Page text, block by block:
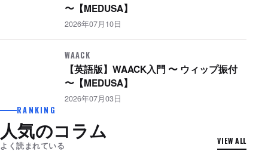
〜【MEDUSA】
2026年07月10日
WAACK
【英語版】WAACK入門 〜 ウィップ振付
〜【MEDUSA】
2026年07月03日
RANKING
人気のコラム
よく読まれている VIEW ALL